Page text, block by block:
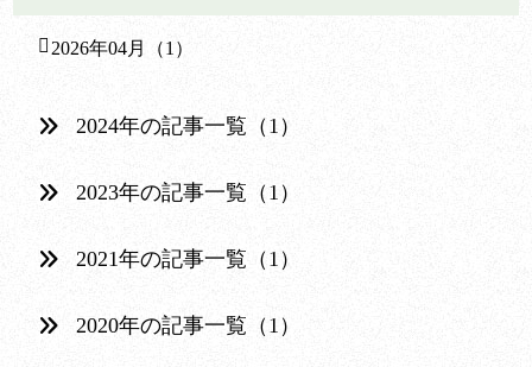
2026年04月（1）
2024年の記事一覧（1）
2023年の記事一覧（1）
2021年の記事一覧（1）
2020年の記事一覧（1）